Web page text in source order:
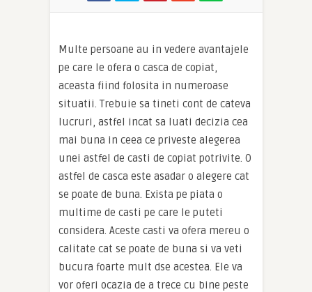
Multe persoane au in vedere avantajele
pe care le ofera o casca de copiat,
aceasta fiind folosita in numeroase
situatii. Trebuie sa tineti cont de cateva
lucruri, astfel incat sa luati decizia cea
mai buna in ceea ce priveste alegerea
unei astfel de casti de copiat potrivite. O
astfel de casca este asadar o alegere cat
se poate de buna. Exista pe piata o
multime de casti pe care le puteti
considera. Aceste casti va ofera mereu o
calitate cat se poate de buna si va veti
bucura foarte mult dse acestea. Ele va
vor oferi ocazia de a trece cu bine peste